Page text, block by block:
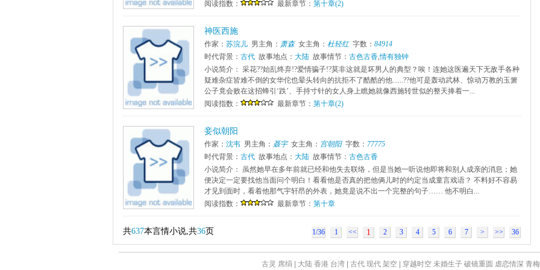
阅读指数： 最新章节： 第十章(2)
神医西施
作家： 苏浣儿 男主角： 萧森女主角： 杜轻红字数： 84914
时代背景： 古代 故事地点： 大陆 故事情节： 古色古香,情有独钟
小说简介： 采花??始乱终弃!?爱情骗子!?莫非这就是坏男人的典型？唉！连她这医遍天下无敌手各种
疑难杂症皆难不倒的女华佗也晕头转向的抗拒不了酷酷的他......??他可是轰动武林、惊动万教的玉箫
公子竟会败在这招蜂引‘跌’、手持寸针的女人身上瞧她就像西施转世似的整天捧着一...
阅读指数：
最新章节： 第十章(2)
妾似朝阳
作家： 沈韦 男主角： 聂宇女主角： 宫朝阳字数： 77775
时代背景： 古代 故事地点： 大陆 故事情节： 古色古香
小说简介： 虽然她早在多年前就已经和他失去联络，但是当她一听说他即将和别人成亲的消息；她
便决定一定要找他当面问个明白！看看他是否真的把他俩儿时的约定当成童言戏语？ 不料好不容易
才见到面时，看着他那气宇轩昂的外表，她竟是说不出一个完整的句子…… 他不明白...
阅读指数：
最新章节： 第十章
共637本言情小说,共36页 1/36 1 << 1 2 3 4 5 6 7 > >> 36
古灵 席绢 | 大陆 香港 台湾 | 古代 现代 架空 | 穿越时空 未婚生子 破镜重圆 虐恋情深 青